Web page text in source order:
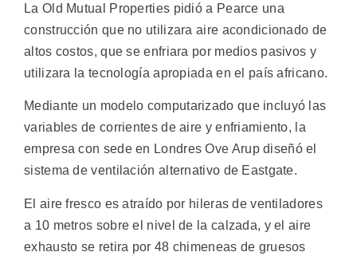
La Old Mutual Properties pidió a Pearce una
construcción que no utilizara aire acondicionado de
altos costos, que se enfriara por medios pasivos y
utilizara la tecnología apropiada en el país africano.
Mediante un modelo computarizado que incluyó las
variables de corrientes de aire y enfriamiento, la
empresa con sede en Londres Ove Arup diseñó el
sistema de ventilación alternativo de Eastgate.
El aire fresco es atraído por hileras de ventiladores
a 10 metros sobre el nivel de la calzada, y el aire
exhausto se retira por 48 chimeneas de gruesos